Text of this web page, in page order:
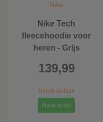
Nike
Nike Tech
fleecehoodie voor
heren - Grijs
139,99
Bekijk details
Naar shop